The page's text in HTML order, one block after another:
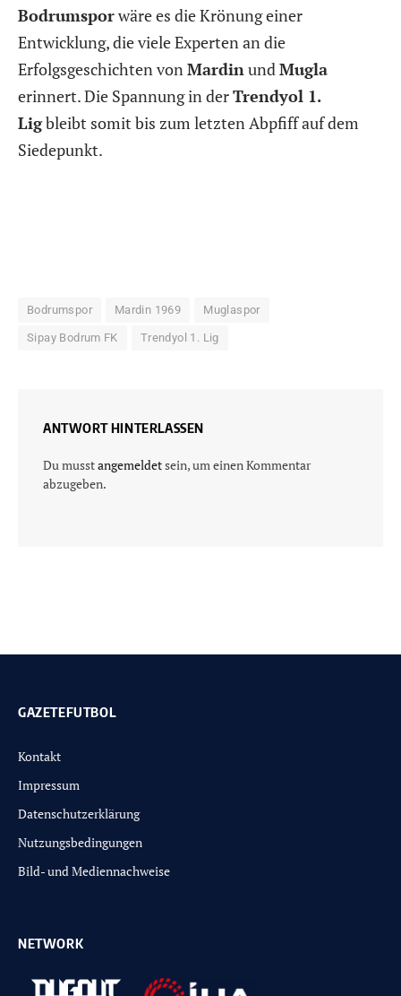
Bodrumsporwäre es die Krönung einer
Entwicklung, die viele Experten an die
Erfolgsgeschichten von Mardin und Mugla
erinnert. Die Spannung in derTrendyol 1.
Ligbleibt somit bis zum letzten Abpfiff auf dem
Siedepunkt.
Bodrumspor Mardin 1969 Muglaspor
Sipay Bodrum FK Trendyol 1. Lig
ANTWORT HINTERLASSEN
Du musstangemeldetsein, um einen Kommentar
abzugeben.
GAZETEFUTBOL
Kontakt
Impressum
Datenschutzerklärung
Nutzungsbedingungen
Bild- und Mediennachweise
NETWORK